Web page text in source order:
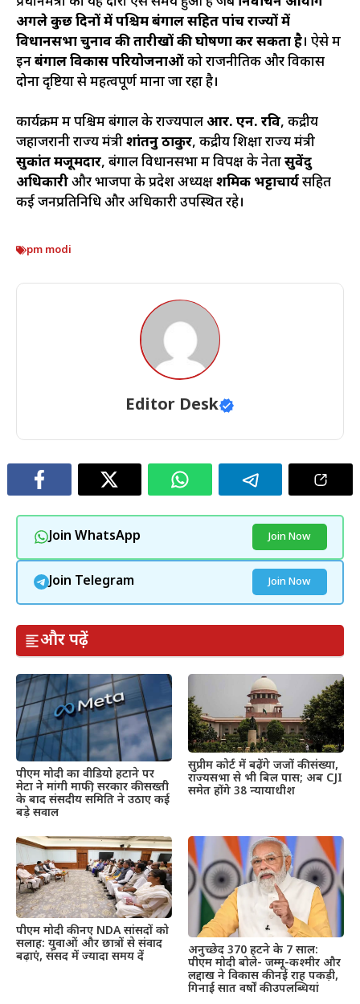
अगले कुछ दिनों में पश्चिम बंगाल सहित पांच राज्यों में
विधानसभा चुनाव की तारीखों की घोषणा कर सकता है। ऐसे में
इनबंगाल विकास परियोजनाओंको राजनीतिक और विकास
दोनों दृष्टियों से महत्वपूर्ण माना जा रहा है।
कार्यक्रम में पश्चिम बंगाल के राज्यपालआर. एन. रवि, केंद्रीय
जहाजरानी राज्य मंत्रीशांतनु ठाकुर, केंद्रीय शिक्षा राज्य मंत्री
सुकांत मजूमदार, बंगाल विधानसभा में विपक्ष के नेतासुवेंदु
अधिकारीऔर भाजपा के प्रदेश अध्यक्षशमिक भट्टाचार्यसहित
कई जनप्रतिनिधि और अधिकारी उपस्थित रहे।
pm modi
Editor Desk
Join WhatsApp Join Now
Join Telegram Join Now
और पढ़ें
पीएम मोदी का वीडियो हटाने पर
मेटा ने मांगी माफी, सरकार की सख्ती
के बाद संसदीय समिति ने उठाए कई
बड़े सवाल
सुप्रीम कोर्ट में बढ़ेंगे जजों की संख्या,
राज्यसभा से भी बिल पास; अब CJI
समेत होंगे 38 न्यायाधीश
पीएम मोदी की नए NDA सांसदों को
सलाह: युवाओं और छात्रों से संवाद
बढ़ाएं, संसद में ज्यादा समय दें
अनुच्छेद 370 हटने के 7 साल:
पीएम मोदी बोले- जम्मू-कश्मीर और
लद्दाख ने विकास की नई राह पकड़ी,
गिनाईं सात वर्षों की उपलब्धियां